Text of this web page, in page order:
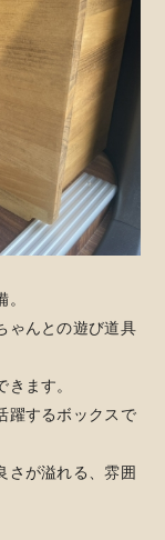
ゃんとの遊び道具
ます。
躍するボックスで
さが溢れる、雰囲